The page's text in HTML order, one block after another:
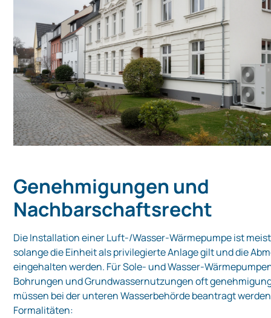
Genehmigungen und
Nachbarschaftsrecht
Die Installation einer Luft‑/Wasser‑Wärmepumpe ist
solange die Einheit als privilegierte Anlage gilt und die
eingehalten werden. Für Sole‑ und
Bohrungen und Grundwassernutzungen oft
müssen bei der unteren Wasserbehörde beantragt
Formalitäten: